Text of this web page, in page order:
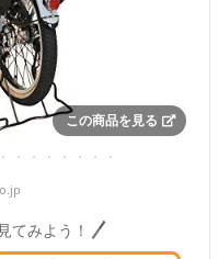
この商品を見る
てみよう！